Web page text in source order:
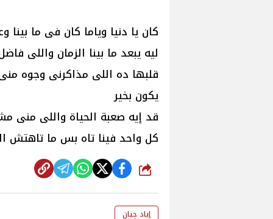
كان يا دنيا وياما كان فى ما بينا
ليه يبعد ما بينا الزمان واللى
قلبها ده اللى مذاكرنى وجوه
يكون بخير
قد إيه صعبة الحياة واللى منى
كل واحد فينا تاه بس ما تاهتش
شارك
إياد چيان